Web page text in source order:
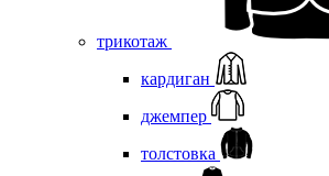
трикотаж
кардиган
джемпер
толстовка